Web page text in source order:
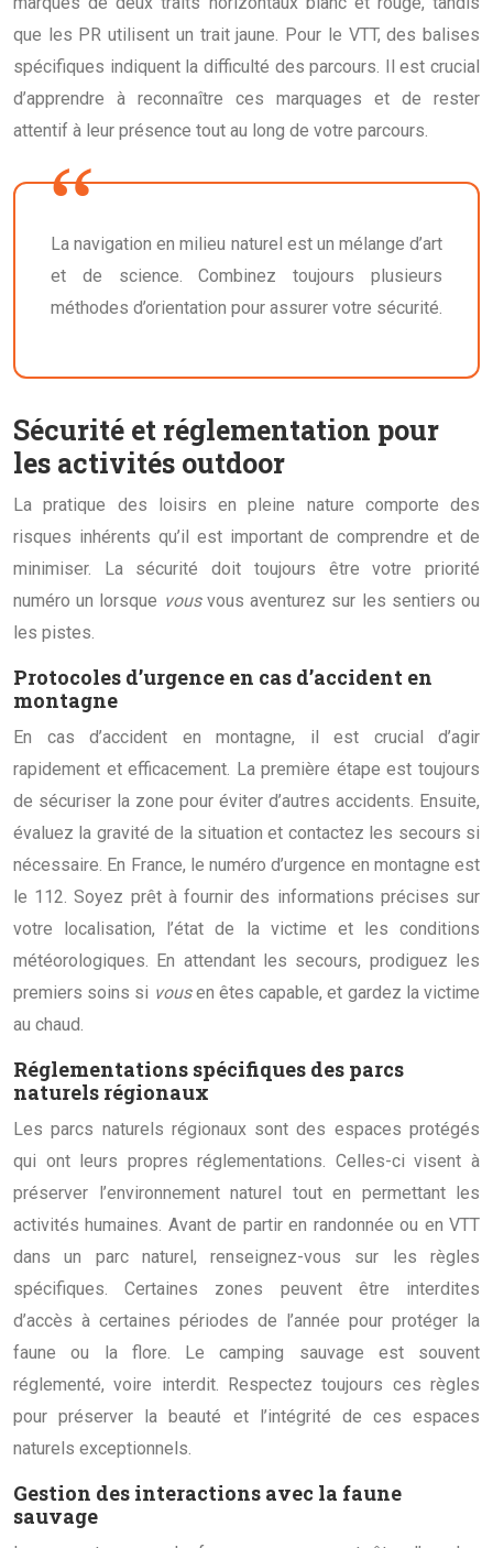
que les PR utilisent un trait jaune. Pour le VTT, des balises
spécifiques indiquent la difficulté des parcours. Il est crucial
d’apprendre à reconnaître ces marquages et de rester
attentif à leur présence tout au long de votre parcours.
La navigation en milieu naturel est un mélange d’art
et de science. Combinez toujours plusieurs
méthodes d’orientation pour assurer votre sécurité.
Sécurité et réglementation pour
les activités outdoor
La pratique des loisirs en pleine nature comporte des
risques inhérents qu’il est important de comprendre et de
minimiser. La sécurité doit toujours être votre priorité
numéro un lorsque vous vous aventurez sur les sentiers ou
les pistes.
Protocoles d’urgence en cas d’accident en
montagne
En cas d’accident en montagne, il est crucial d’agir
rapidement et efficacement. La première étape est toujours
de sécuriser la zone pour éviter d’autres accidents. Ensuite,
évaluez la gravité de la situation et contactez les secours si
nécessaire. En France, le numéro d’urgence en montagne est
le 112. Soyez prêt à fournir des informations précises sur
votre localisation, l’état de la victime et les conditions
météorologiques. En attendant les secours, prodiguez les
premiers soins si vousen êtes capable, et gardez la victime
au chaud.
Réglementations spécifiques des parcs
naturels régionaux
Les parcs naturels régionaux sont des espaces protégés
qui ont leurs propres réglementations. Celles-ci visent à
préserver l’environnement naturel tout en permettant les
activités humaines. Avant de partir en randonnée ou en VTT
dans un parc naturel, renseignez-vous sur les règles
spécifiques. Certaines zones peuvent être interdites
d’accès à certaines périodes de l’année pour protéger la
faune ou la flore. Le camping sauvage est souvent
réglementé, voire interdit. Respectez toujours ces règles
pour préserver la beauté et l’intégrité de ces espaces
naturels exceptionnels.
Gestion des interactions avec la faune
sauvage